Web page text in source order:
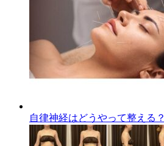
自律神経はどうやって整える？